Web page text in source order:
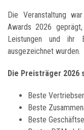
Die Veranstaltung
Awards 2026
Leistungen und ihr
ausgezeichnet wurden.
Die Preisträger 2026
Beste
Beste
Beste